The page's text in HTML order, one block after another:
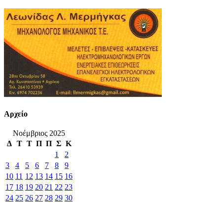
Αρχείο
Νοέμβριος 2025
Δ Τ Τ Π Π Σ Κ
1
2
3
4 5 6 7 8
9
10 11 12 13 14 15 16
17 18 19 20 21 22 23
24 25 26 27 28 29 30